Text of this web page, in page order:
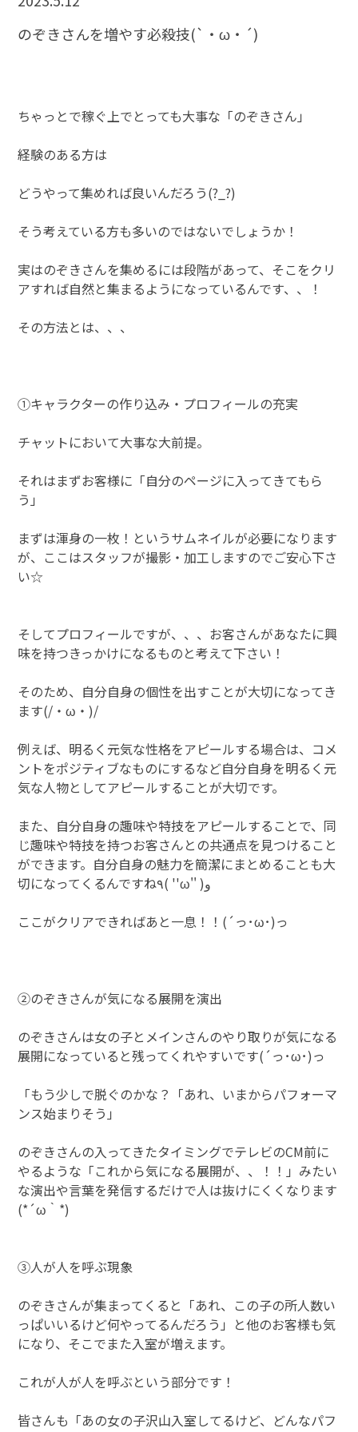
のぞきさんを増やす必殺技(`・ω・´)
ちゃっとで稼ぐ上でとっても大事な「のぞきさん」
経験のある方は
どうやって集めれば良いんだろう(?_?)
そう考えている方も多いのではないでしょうか！
実はのぞきさんを集めるには段階があって、そこをクリ
アすれば自然と集まるようになっているんです、、！
その方法とは、、、
①キャラクターの作り込み・プロフィールの充実
チャットにおいて大事な大前提。
それはまずお客様に「自分のページに入ってきてもら
う」
まずは渾身の一枚！というサムネイルが必要になります
が、ここはスタッフが撮影・加工しますのでご安心下さ
い☆
そしてプロフィールですが、、、お客さんがあなたに興
味を持つきっかけになるものと考えて下さい！
そのため、自分自身の個性を出すことが大切になってき
ます(/・ω・)/
例えば、明るく元気な性格をアピールする場合は、コメ
ントをポジティブなものにするなど自分自身を明るく元
気な人物としてアピールすることが大切です。
また、自分自身の趣味や特技をアピールすることで、同
じ趣味や特技を持つお客さんとの共通点を見つけること
ができます。自分自身の魅力を簡潔にまとめることも大
切になってくるんですね٩( ''ω'' )و
ここがクリアできればあと一息！！(´っ･ω･)っ
②のぞきさんが気になる展開を演出
のぞきさんは女の子とメインさんのやり取りが気になる
展開になっていると残ってくれやすいです(´っ･ω･)っ
「もう少しで脱ぐのかな？「あれ、いまからパフォーマ
ンス始まりそう」
のぞきさんの入ってきたタイミングでテレビのCM前に
やるような「これから気になる展開が、、！！」みたい
な演出や言葉を発信するだけで人は抜けにくくなります
(*´ω｀*)
③人が人を呼ぶ現象
のぞきさんが集まってくると「あれ、この子の所人数い
っぱいいるけど何やってるんだろう」と他のお客様も気
になり、そこでまた入室が増えます。
これが人が人を呼ぶという部分です！
皆さんも「あの女の子沢山入室してるけど、どんなパフ